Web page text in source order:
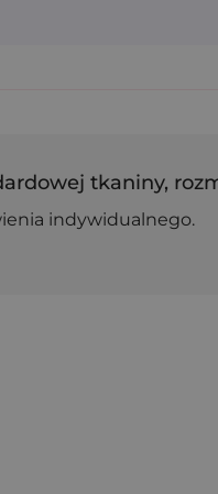
tkaniny,
indywidualnego.